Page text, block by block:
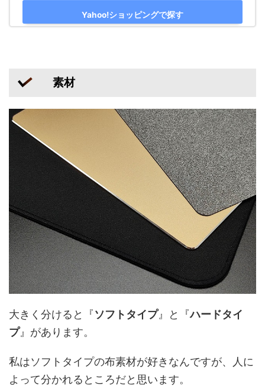
Yahoo!ショッピングで探す
素材
大きく分けると『ソフトタイプ』と『ハードタイ
プ』があります。
私はソフトタイプの布素材が好きなんですが、人に
よって分かれるところだと思います。